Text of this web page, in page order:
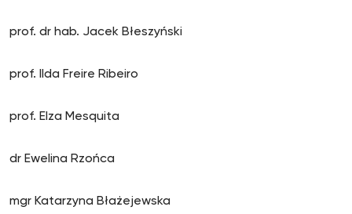
prof. dr hab. Jacek Błeszyński
prof. Ilda Freire Ribeiro
prof. Elza Mesquita
dr Ewelina Rzońca
mgr Katarzyna Błażejewska